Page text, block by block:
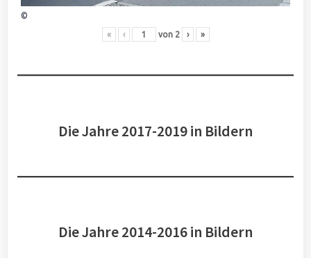
©
« ‹ von 2 › »
Die Jahre 2017-2019 in Bildern
Die Jahre 2014-2016 in Bildern